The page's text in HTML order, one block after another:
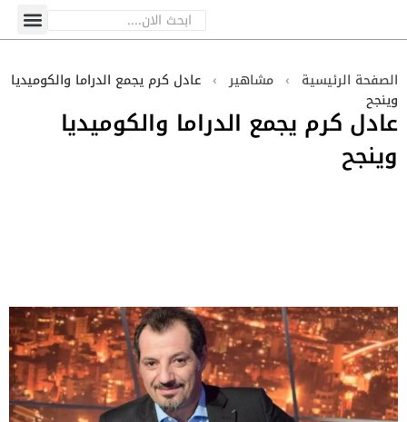
الصفحة الرئيسية › مشاهير › عادل كرم يجمع الدراما والكوميديا
وينجح
عادل كرم يجمع الدراما والكوميديا
وينجح